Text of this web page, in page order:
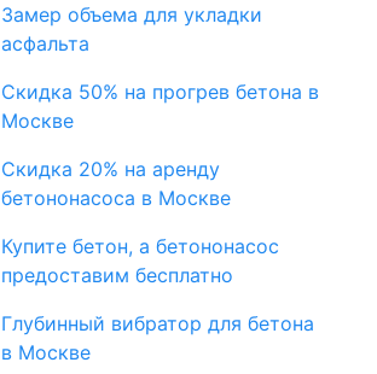
Замер объема для укладки
асфальта
Скидка 50% на прогрев бетона в
Москве
Скидка 20% на аренду
бетононасоса в Москве
Купите бетон, а бетононасос
предоставим бесплатно
Глубинный вибратор для бетона
в Москве